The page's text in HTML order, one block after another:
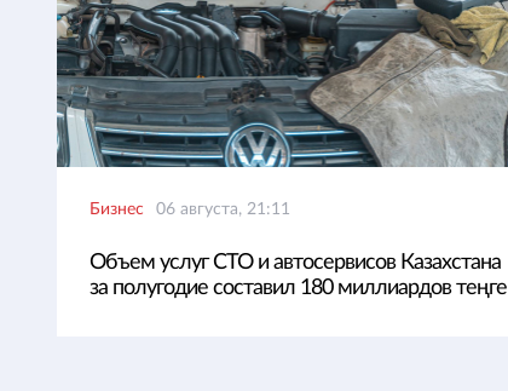
Бизнес 06 августа, 21:11
Объем услуг СТО и автосервисов Казахстана
за полугодие составил 180 миллиардов теңге